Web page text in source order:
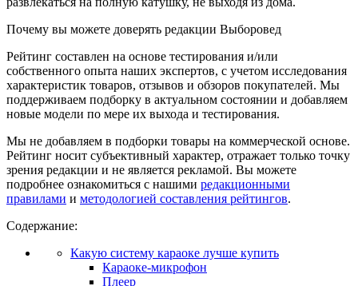
Почему вы можете доверять редакции Выборовед
Рейтинг составлен на основе тестирования и/или
собственного опыта наших экспертов, с учетом исследования
характеристик товаров, отзывов и обзоров покупателей. Мы
поддерживаем подборку в актуальном состоянии и добавляем
новые модели по мере их выхода и тестирования.
Мы не добавляем в подборки товары на коммерческой основе.
Рейтинг носит субъективный характер, отражает только точку
зрения редакции и не является рекламой. Вы можете
подробнее ознакомиться с нашими редакционными
правилами и методологией составления рейтингов.
Содержание:
Какую систему караоке лучше купить
Караоке-микрофон
Плеер